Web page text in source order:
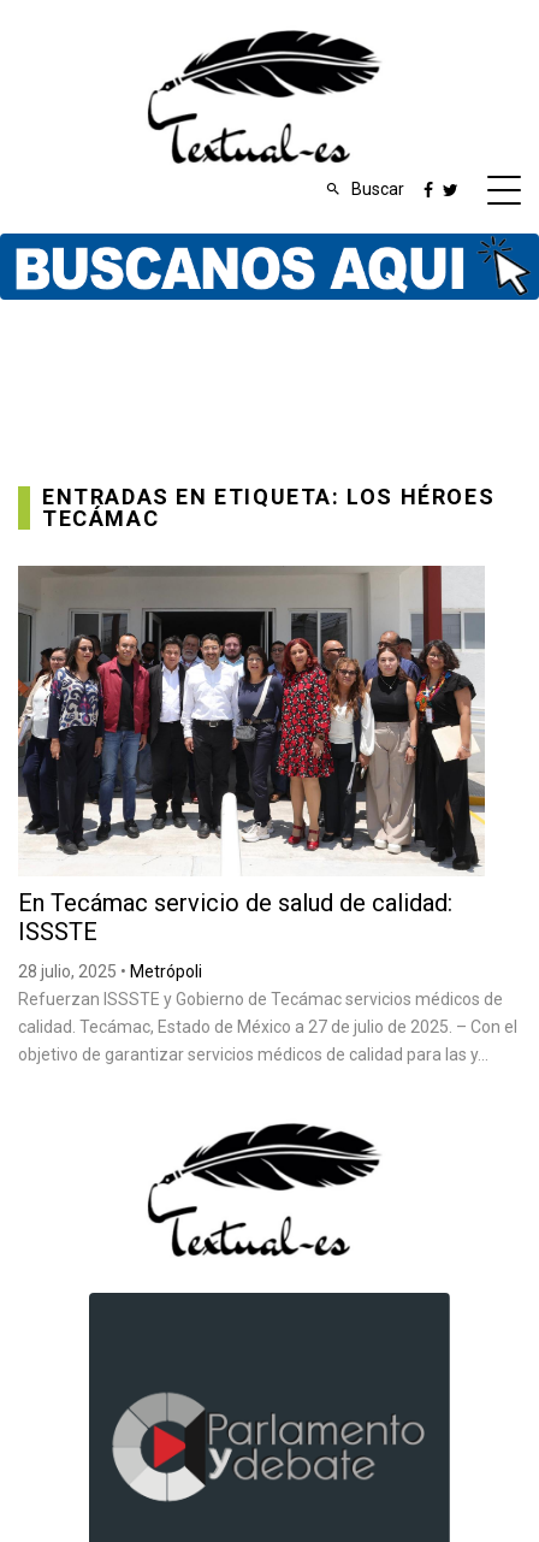
Buscar
ENTRADAS EN ETIQUETA: LOS HÉROES
TECÁMAC
En Tecámac servicio de salud de calidad:
ISSSTE
28 julio, 2025 • Metrópoli
Refuerzan ISSSTE y Gobierno de Tecámac servicios médicos de
calidad. Tecámac, Estado de México a 27 de julio de 2025. – Con el
objetivo de garantizar servicios médicos de calidad para las y...